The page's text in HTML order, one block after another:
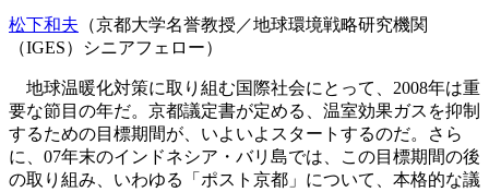
松下和夫 （京都大学名誉教授／地球環境戦略研究機関
（IGES）シニアフェロー）
地球温暖化対策に取り組む国際社会にとって、2008年は重
要な節目の年だ。京都議定書が定める、温室効果ガスを抑制
するための目標期間が、いよいよスタートするのだ。さら
に、07年末のインドネシア・バリ島では、この目標期間の後
の取り組み、いわゆる「ポスト京都」について、本格的な議